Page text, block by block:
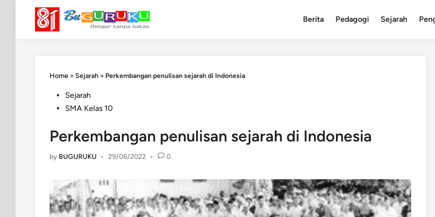
content
Berita Pedagogi Sejarah
Home » Sejarah » Perkembangan penulisan sejarah di Indonesia
PostedSejarah
SMA Kelas 10
Perkembangan penulisan sejarah di Indonesia
by BUGURUKU • 29/06/2022 • 0